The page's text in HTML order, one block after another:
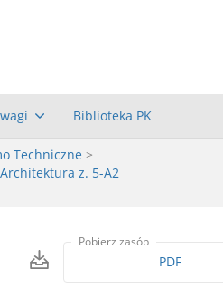
Biblioteka PK
Techniczne >
z. 5-A2
Pobierz zasób
PDF